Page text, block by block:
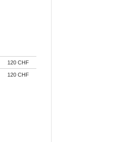
120 CHF
120 CHF